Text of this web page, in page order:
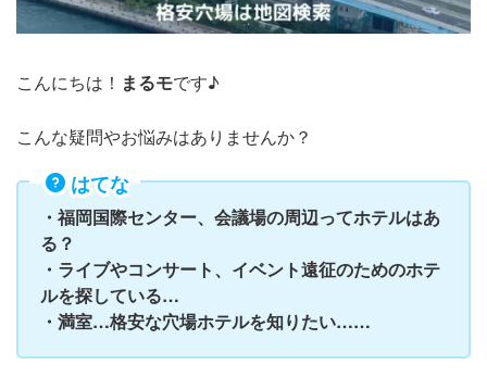
こんにちは！ まるモです♪
こんな疑問やお悩みはありませんか？
はてな
・福岡国際センター、会議場の周辺ってホテルはあ
る？
・ライブやコンサート、イベント遠征のためのホテ
ルを探している…
・満室…格安な穴場ホテルを知りたい……